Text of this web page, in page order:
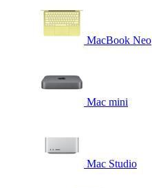
MacBook Neo
Mac mini
Mac Studio